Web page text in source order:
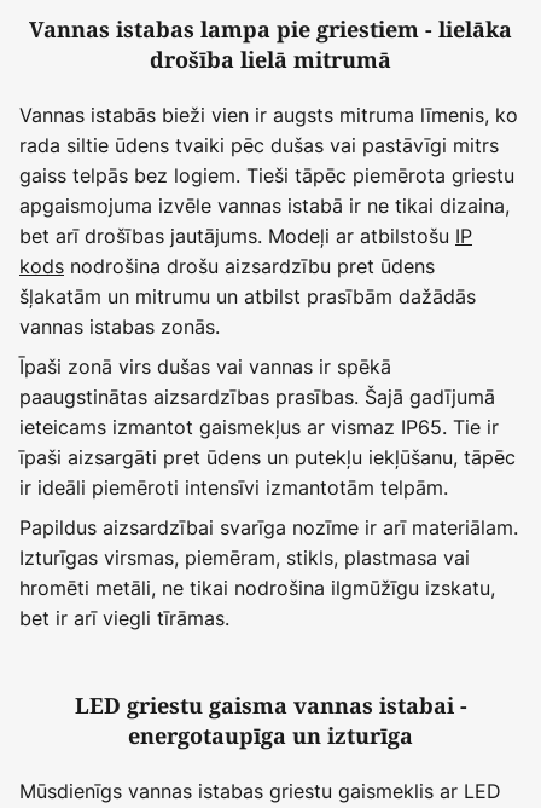
Vannas istabas lampa pie griestiem - lielāka
drošība lielā mitrumā
Vannas istabās bieži vien ir augsts mitruma līmenis, ko
rada siltie ūdens tvaiki pēc dušas vai pastāvīgi mitrs
gaiss telpās bez logiem. Tieši tāpēc piemērota griestu
apgaismojuma izvēle vannas istabā ir ne tikai dizaina,
bet arī drošības jautājums. Modeļi ar atbilstošu IP
kods nodrošina drošu aizsardzību pret ūdens
šļakatām un mitrumu un atbilst prasībām dažādās
vannas istabas zonās.
Īpaši zonā virs dušas vai vannas ir spēkā
paaugstinātas aizsardzības prasības. Šajā gadījumā
ieteicams izmantot gaismekļus ar vismaz IP65. Tie ir
īpaši aizsargāti pret ūdens un putekļu iekļūšanu, tāpēc
ir ideāli piemēroti intensīvi izmantotām telpām.
Papildus aizsardzībai svarīga nozīme ir arī materiālam.
Izturīgas virsmas, piemēram, stikls, plastmasa vai
hromēti metāli, ne tikai nodrošina ilgmūžīgu izskatu,
bet ir arī viegli tīrāmas.
LED griestu gaisma vannas istabai -
energotaupīga un izturīga
Mūsdienīgs vannas istabas griestu gaismeklis ar LED